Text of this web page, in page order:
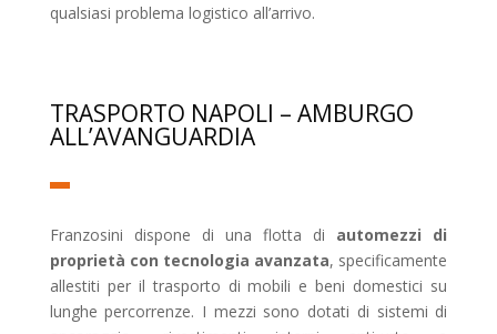
qualsiasi problema logistico all’arrivo.
TRASPORTO NAPOLI – AMBURGO
ALL’AVANGUARDIA
Franzosini dispone di una flotta di automezzi di
proprietà con tecnologia avanzata, specificamente
allestiti per il trasporto di mobili e beni domestici su
lunghe percorrenze. I mezzi sono dotati di sistemi di